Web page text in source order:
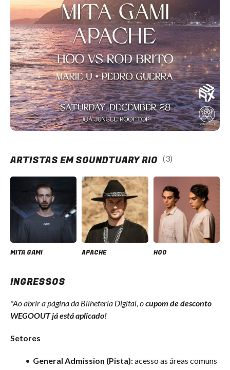
ARTISTAS EM SOUNDTUARY RIO (3)
MITA GAMI APACHE HOO
INGRESSOS
*Ao abrir a página da Bilheteria Digital, ocupom de desconto
WEGOOUT já está aplicado!
Setores
General Admission (Pista):acesso as áreas comuns